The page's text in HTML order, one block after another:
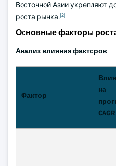
Восточной Азии укрепляют
роста рынка.[2]
Основные факторы
Анализ влияния факторов
Фактор
на
CAGR